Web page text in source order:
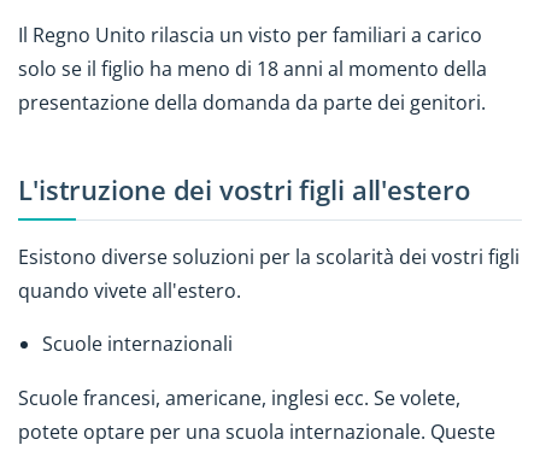
Il Regno Unito rilascia un visto per familiari a carico
solo se il figlio ha meno di 18 anni al momento della
presentazione della domanda da parte dei genitori.
L'istruzione dei vostri figli all'estero
Esistono diverse soluzioni per la scolarità dei vostri figli
quando vivete all'estero.
Scuole internazionali
Scuole francesi, americane, inglesi ecc. Se volete,
potete optare per una scuola internazionale. Queste